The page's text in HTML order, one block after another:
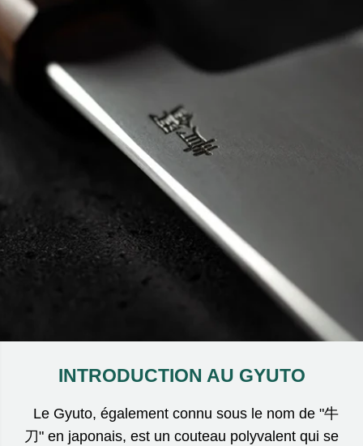
INTRODUCTION AU GYUTO
Le Gyuto, également connu sous le nom de "牛
刀" en japonais, est un couteau polyvalent qui se